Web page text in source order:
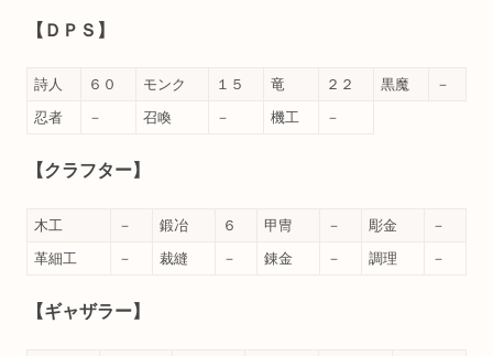
【ＤＰＳ】
詩人 ６０ モンク １５ 竜 ２２ 黒魔
－
忍者
－ 召喚 － 機工 －
【クラフター】
木工 － 鍛冶 ６ 甲冑 － 彫金
－
革細工
－ 裁縫 － 錬金 － 調理 －
【ギャザラー】